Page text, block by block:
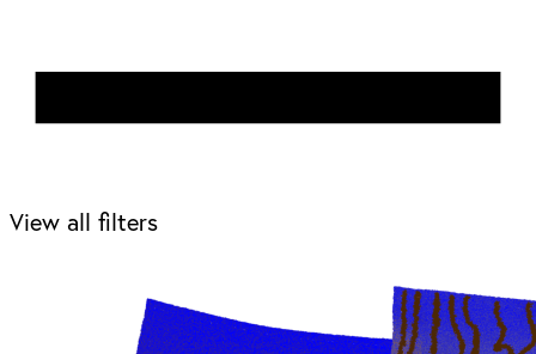
View all filters